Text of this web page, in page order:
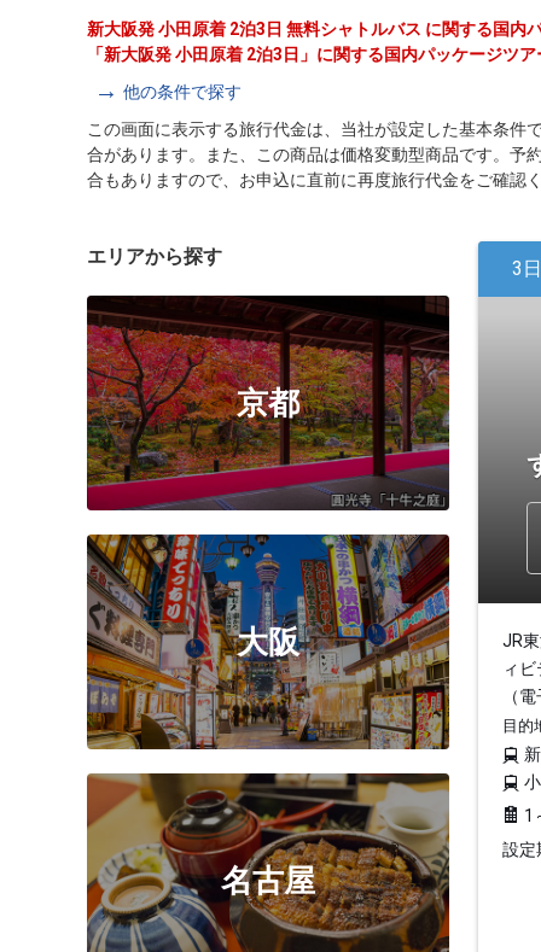
新大阪発 小田原着 2泊3日 無料シャトルバス に関する国内
「新大阪発 小田原着 2泊3日」に関する国内パッケージツ
他の条件で探す
この画面に表示する旅行代金は、当社が設定した基本条
合があります。また、この商品は価格変動型商品です。予
合もありますので、お申込に直前に再度旅行代金をご確認
エリアから探す
京都
大阪
名古屋
3
JR
ィ
（
目的
1
設